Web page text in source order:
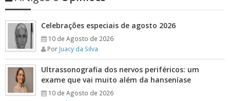
Celebrações especiais de agosto 2026
10 de Agosto de 2026
Por Juacy da Silva
Ultrassonografia dos nervos periféricos: um
exame que vai muito além da hanseníase
10 de Agosto de 2026